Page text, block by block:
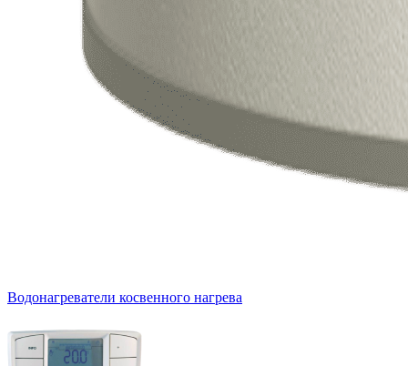
Водонагреватели косвенного нагрева